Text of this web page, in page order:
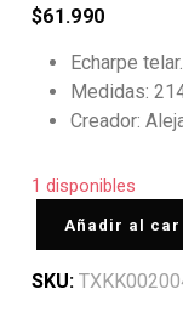
$61.990
Echarpe telar.
Medidas:
Creador:
1 disponibles
Añadir al
SKU: